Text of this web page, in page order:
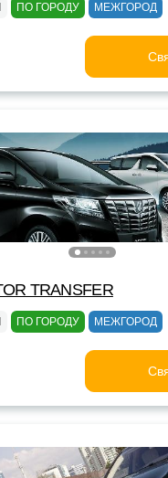
ПО ГОРОДУ МЕЖГОРОД
TRANSFER
ПО ГОРОДУ МЕЖГОРОД